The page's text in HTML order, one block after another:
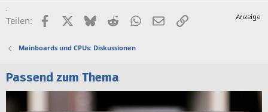
Teilen: FacebookX (Twitter)
BlueskyRedditWhatsApp
E-MailLink
Mainboards und CPUs: Diskussionen
Passend zum Thema